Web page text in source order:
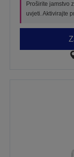
Proširite jamstvo
uvjeti. Aktivirajte